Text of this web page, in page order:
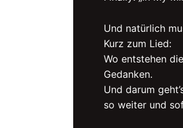
Und natürlich
Kurz zum Lied:
Wo entstehen
Gedanken.
Und darum
so weiter und